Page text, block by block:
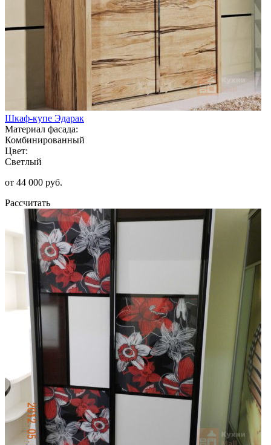
Шкаф-купе Эдарак
Материал фасада:
Комбинированный
Цвет:
Светлый
от 44 000 руб.
Рассчитать